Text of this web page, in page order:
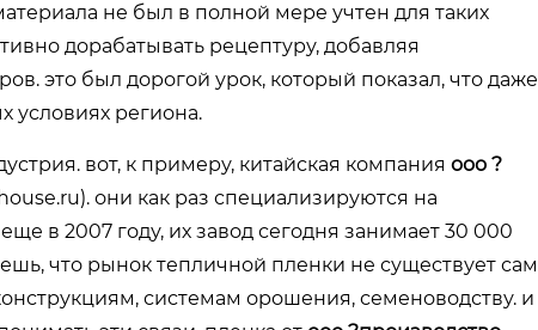
не был в полной мере учтен для таких
дорабатывать рецептуру, добавляя
это был дорогой урок, который показал, что даже
условиях региона.
вот, к примеру, китайская компания ооо ?
). они как раз специализируются на
в 2007 году, их завод сегодня занимает 30 000
что рынок тепличной пленки не существует сам
системам орошения, семеноводству. и